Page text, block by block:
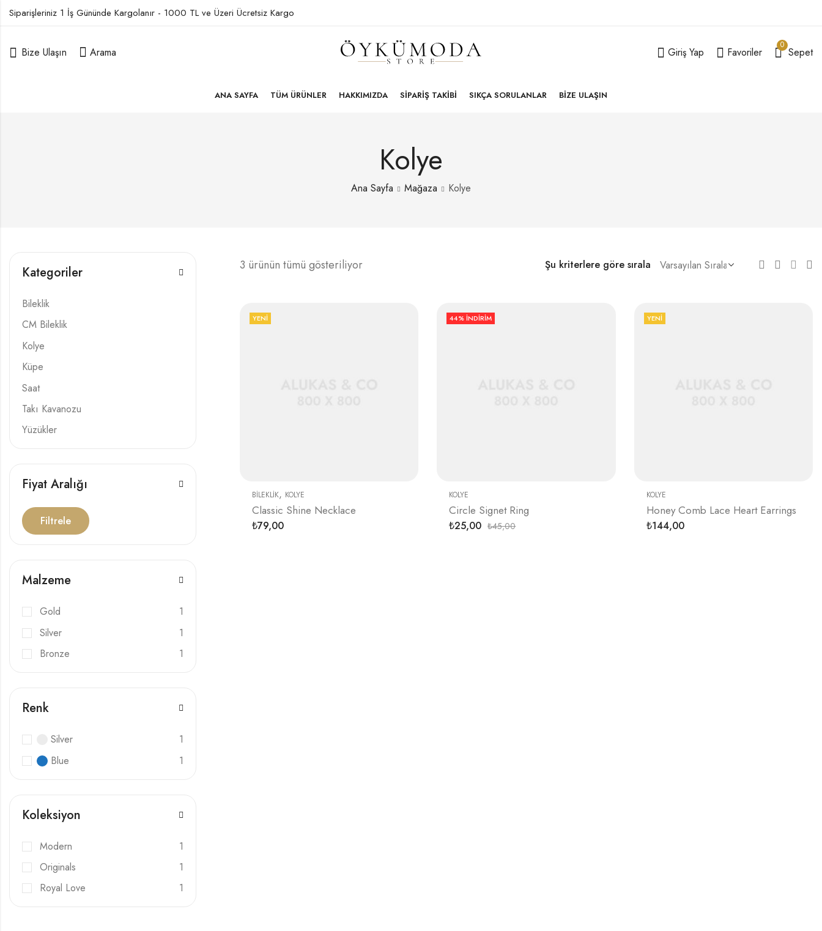
Siparişleriniz 1 İş Gününde Kargolanır - 1000 TL ve Üzeri Ücretsiz Kargo
Bize Ulaşın Arama Giriş Yap Favoriler
0
Sepet
ANA SAYFA TÜM ÜRÜNLER HAKKIMIZDA SIPARIŞ TAKIBI SIKÇA SORULANLAR BIZE ULAŞIN
Kolye
Ana Sayfa Mağaza Kolye
3 ürünün tümü gösteriliyor Şu kriterlere göre sırala
YENI
BILEKLIK, KOLYE
Classic Shine Necklace
₺79,00
44% İNDIRIM
KOLYE
Circle Signet Ring
₺25,00 ₺45,00
YENI
KOLYE
Honey Comb Lace Heart Earrings
₺144,00
Kategoriler
Bileklik
CM Bileklik
Kolye
Küpe
Saat
Takı Kavanozu
Yüzükler
Fiyat Aralığı
Filtrele
Malzeme
Gold
1
Silver
1
Bronze
1
Renk
Silver
1
Blue
1
Koleksiyon
Modern
1
Originals
1
Royal Love
1